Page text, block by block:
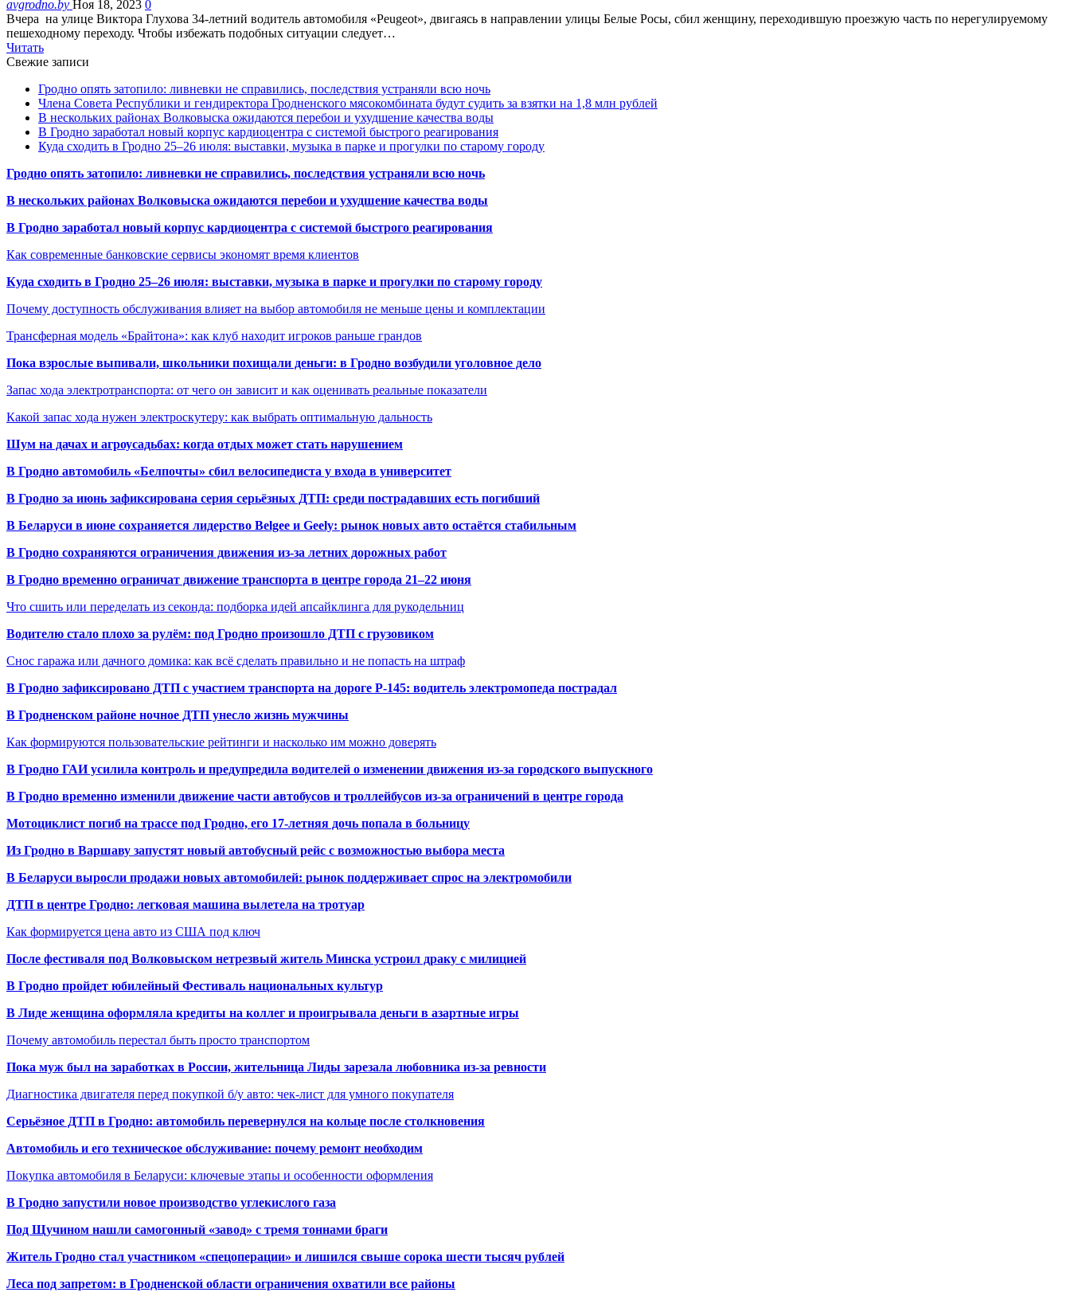
avgrodno.by Ноя 18, 2023 0
Вчера на улице Виктора Глухова 34-летний водитель автомобиля «Peugeot», двигаясь в направлении улицы Белые Росы, сбил женщину, переходившую проезжую часть по нерегулируемому
пешеходному переходу. Чтобы избежать подобных ситуации следует…
Читать
Свежие записи
Гродно опять затопило: ливневки не справились, последствия устраняли всю ночь
Члена Совета Республики и гендиректора Гродненского мясокомбината будут судить за взятки на 1,8 млн рублей
В нескольких районах Волковыска ожидаются перебои и ухудшение качества воды
В Гродно заработал новый корпус кардиоцентра с системой быстрого реагирования
Куда сходить в Гродно 25–26 июля: выставки, музыка в парке и прогулки по старому городу
Гродно опять затопило: ливневки не справились, последствия устраняли всю ночь
В нескольких районах Волковыска ожидаются перебои и ухудшение качества воды
В Гродно заработал новый корпус кардиоцентра с системой быстрого реагирования
Как современные банковские сервисы экономят время клиентов
Куда сходить в Гродно 25–26 июля: выставки, музыка в парке и прогулки по старому городу
Почему доступность обслуживания влияет на выбор автомобиля не меньше цены и комплектации
Трансферная модель «Брайтона»: как клуб находит игроков раньше грандов
Пока взрослые выпивали, школьники похищали деньги: в Гродно возбудили уголовное дело
Запас хода электротранспорта: от чего он зависит и как оценивать реальные показатели
Какой запас хода нужен электроскутеру: как выбрать оптимальную дальность
Шум на дачах и агроусадьбах: когда отдых может стать нарушением
В Гродно автомобиль «Белпочты» сбил велосипедиста у входа в университет
В Гродно за июнь зафиксирована серия серьёзных ДТП: среди пострадавших есть погибший
В Беларуси в июне сохраняется лидерство Belgee и Geely: рынок новых авто остаётся стабильным
В Гродно сохраняются ограничения движения из-за летних дорожных работ
В Гродно временно ограничат движение транспорта в центре города 21–22 июня
Что сшить или переделать из секонда: подборка идей апсайклинга для рукодельниц
Водителю стало плохо за рулём: под Гродно произошло ДТП с грузовиком
Снос гаража или дачного домика: как всё сделать правильно и не попасть на штраф
В Гродно зафиксировано ДТП с участием транспорта на дороге Р-145: водитель электромопеда пострадал
В Гродненском районе ночное ДТП унесло жизнь мужчины
Как формируются пользовательские рейтинги и насколько им можно доверять
В Гродно ГАИ усилила контроль и предупредила водителей о изменении движения из-за городского выпускного
В Гродно временно изменили движение части автобусов и троллейбусов из-за ограничений в центре города
Мотоциклист погиб на трассе под Гродно, его 17-летняя дочь попала в больницу
Из Гродно в Варшаву запустят новый автобусный рейс с возможностью выбора места
В Беларуси выросли продажи новых автомобилей: рынок поддерживает спрос на электромобили
ДТП в центре Гродно: легковая машина вылетела на тротуар
Как формируется цена авто из США под ключ
После фестиваля под Волковыском нетрезвый житель Минска устроил драку с милицией
В Гродно пройдет юбилейный Фестиваль национальных культур
В Лиде женщина оформляла кредиты на коллег и проигрывала деньги в азартные игры
Почему автомобиль перестал быть просто транспортом
Пока муж был на заработках в России, жительница Лиды зарезала любовника из-за ревности
Диагностика двигателя перед покупкой б/у авто: чек-лист для умного покупателя
Серьёзное ДТП в Гродно: автомобиль перевернулся на кольце после столкновения
Автомобиль и его техническое обслуживание: почему ремонт необходим
Покупка автомобиля в Беларуси: ключевые этапы и особенности оформления
В Гродно запустили новое производство углекислого газа
Под Щучином нашли самогонный «завод» с тремя тоннами браги
Житель Гродно стал участником «спецоперации» и лишился свыше сорока шести тысяч рублей
Леса под запретом: в Гродненской области ограничения охватили все районы